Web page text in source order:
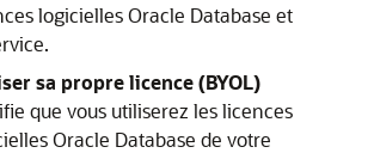
logicielles Oracle Database et
sa propre licence (BYOL)
que vous utiliserez les licences
Oracle Database de votre